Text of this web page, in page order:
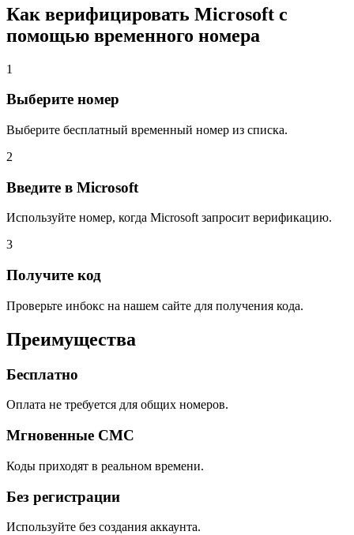
Как верифицировать Microsoft с
помощью временного номера
1
Выберите номер
Выберите бесплатный временный номер из списка.
2
Введите в Microsoft
Используйте номер, когда Microsoft запросит верификацию.
3
Получите код
Проверьте инбокс на нашем сайте для получения кода.
Преимущества
Бесплатно
Оплата не требуется для общих номеров.
Мгновенные СМС
Коды приходят в реальном времени.
Без регистрации
Используйте без создания аккаунта.